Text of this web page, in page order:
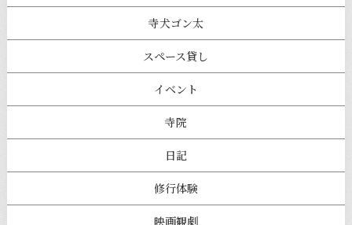
寺犬ゴン太
スペース貸し
イベント
寺院
日記
修行体験
映画観劇